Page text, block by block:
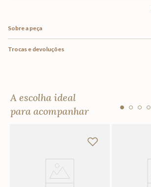
Sobre a peça
Trocas e devoluções
A escolha ideal
para acompanhar